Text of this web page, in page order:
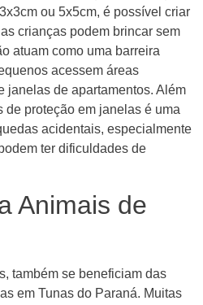
ou 5x5cm, é possível criar
crianças podem brincar sem
atuam como uma barreira
acessem áreas
janelas de apartamentos. Além
proteção em janelas é uma
acidentais, especialmente
ter dificuldades de
Animais de
também se beneficiam das
em Tunas do Paraná. Muitas